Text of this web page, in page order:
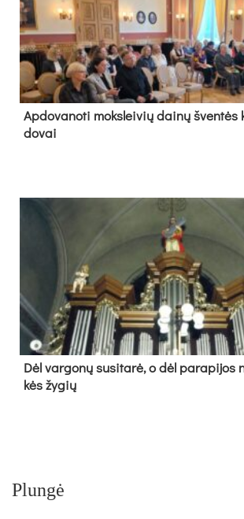
Ap­do­va­no­ti moks­lei­vių dai­nų šven­tės
do­vai
Dėl var­go­nų su­si­ta­rė, o dėl
kės žy­gių
Plungė